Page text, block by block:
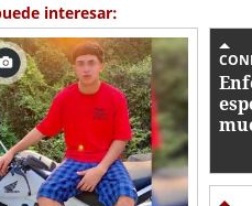
Volume
interesar: